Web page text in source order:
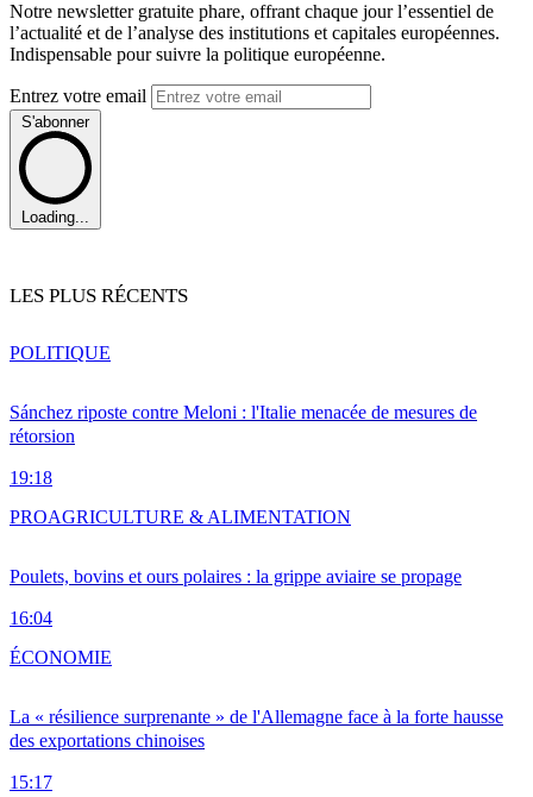
Notre newsletter gratuite phare, offrant chaque jour l’essentiel de
l’actualité et de l’analyse des institutions et capitales européennes.
Indispensable pour suivre la politique européenne.
Entrez votre email
S'abonner
Loading...
LES PLUS RÉCENTS
Sánchez riposte contre Meloni : l'Italie menacée de mesures de
rétorsion
19:18
POLITIQUE
Poulets, bovins et ours polaires : la grippe aviaire se propage
16:04
PROAGRICULTURE & ALIMENTATION
La « résilience surprenante » de l'Allemagne face à la forte hausse
des exportations chinoises
15:17
ÉCONOMIE